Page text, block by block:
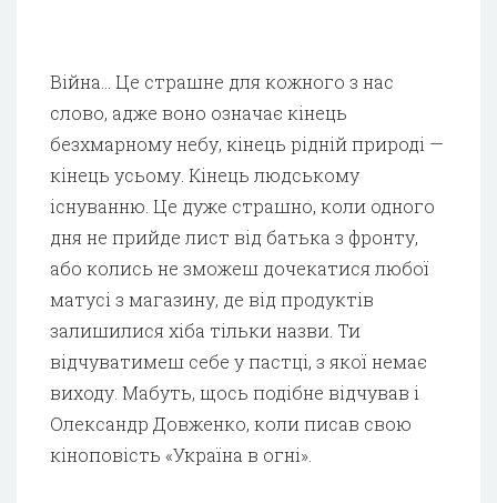
Війна… Це страшне для кожного з нас
слово, адже воно означає кінець
безхмарному небу, кінець рідній природі —
кінець усьому. Кінець людському
існуванню. Це дуже страшно, коли одного
дня не прийде лист від батька з фронту,
або колись не зможеш дочекатися любої
матусі з магазину, де від продуктів
залишилися хіба тільки назви. Ти
відчуватимеш себе у пастці, з якої немає
виходу. Мабуть, щось подібне відчував і
Олександр Довженко, коли писав свою
кіноповість «Україна в огні».